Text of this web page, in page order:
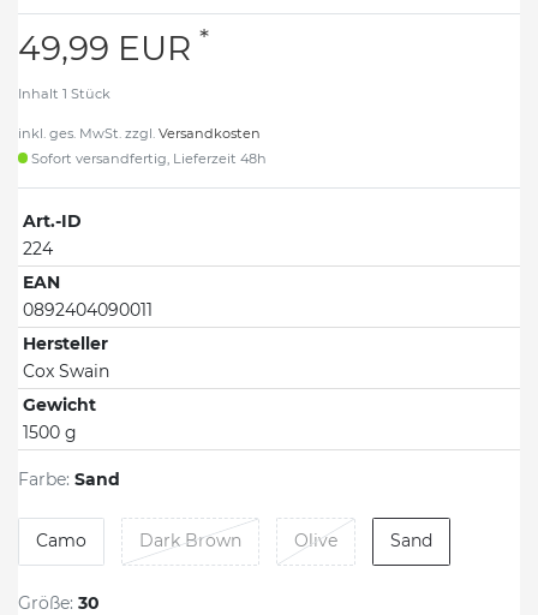
49,99 EUR *
Inhalt 1 Stück
inkl. ges. MwSt. zzgl. Versandkosten
Sofort versandfertig, Lieferzeit 48h
Art.-ID
224
EAN
0892404090011
Hersteller
Cox Swain
Gewicht
1500 g
Farbe: Sand
Camo Dark Brown Olive Sand
Größe: 30